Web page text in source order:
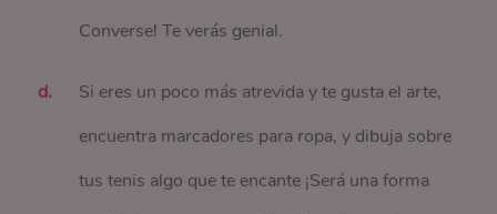
Converse! Te verás genial.
Si eres un poco más atrevida y te gusta el arte,
encuentra marcadores para ropa, y dibuja sobre
tus tenis algo que te encante ¡Será una forma